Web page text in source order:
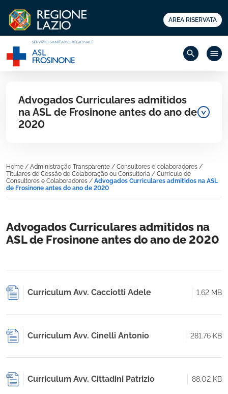
AREA RISERVATA
search menu
Advogados Curriculares admitidos
na ASL de Frosinone antes do ano de
2020
Home / Administração Transparente / Consultores e colaboradores /
Titulares de Cessão de Colaboração ou Consultoria / Currículo de
Consultores e Colaboradores / Advogados Curriculares admitidos na ASL
de Frosinone antes do ano de 2020
Advogados Curriculares admitidos na
ASL de Frosinone antes do ano de 2020
Curriculum Avv. Cacciotti Adele 1.62 MB
Curriculum Avv. Cinelli Antonio 281.76 KB
Curriculum Avv. Cittadini Patrizio 88.02 KB